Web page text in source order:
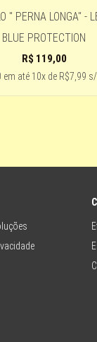
" PERNA LONGA" -
BLUE PROTECTION
R$ 119,00
em até10x de R$7,99